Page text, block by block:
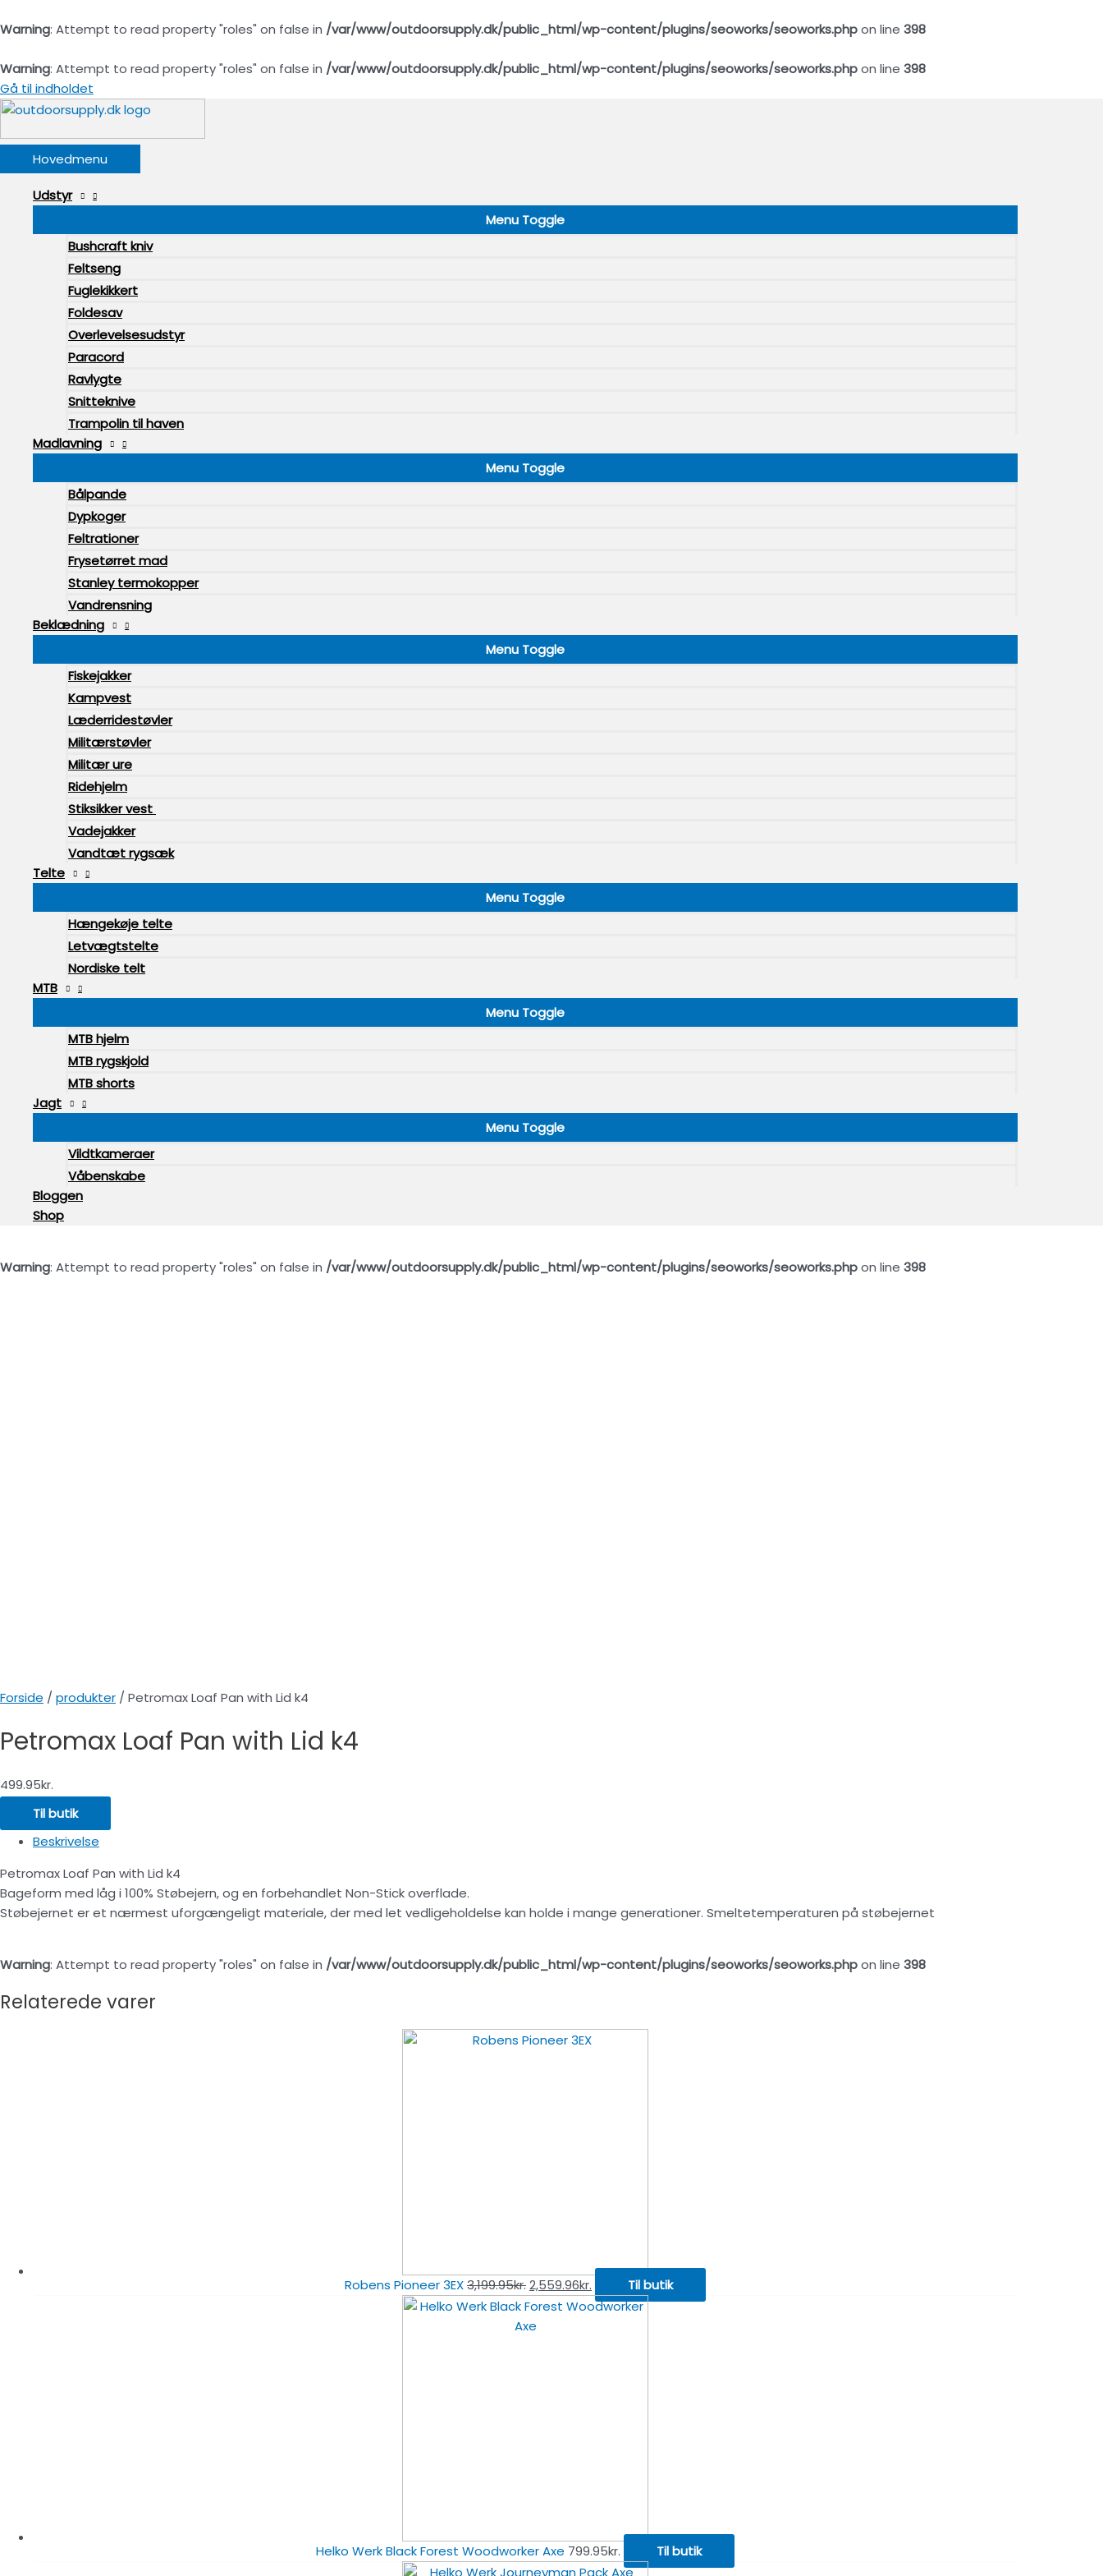
Warning: Attempt to read property "roles" on false in /var/www/outdoorsupply.dk/public_html/wp-content/plugins/seoworks/seoworks.phpon line 398
Warning: Attempt to read property "roles" on false in /var/www/outdoorsupply.dk/public_html/wp-content/plugins/seoworks/seoworks.phpon line 398
Gå til indholdet
Hovedmenu
Udstyr
Menu Toggle
Bushcraft kniv
Feltseng
Fuglekikkert
Foldesav
Overlevelsesudstyr
Paracord
Ravlygte
Snitteknive
Trampolin til haven
Madlavning
Menu Toggle
Bålpande
Dypkoger
Feltrationer
Frysetørret mad
Stanley termokopper
Vandrensning
Beklædning
Menu Toggle
Fiskejakker
Kampvest
Læderridestøvler
Militærstøvler
Militær ure
Ridehjelm
Stiksikker vest
Vadejakker
Vandtæt rygsæk
Telte
Menu Toggle
Hængekøje telte
Letvægtstelte
Nordiske telt
MTB
Menu Toggle
MTB hjelm
MTB rygskjold
MTB shorts
Jagt
Menu Toggle
Vildtkameraer
Våbenskabe
Bloggen
Shop
Warning: Attempt to read property "roles" on false in /var/www/outdoorsupply.dk/public_html/wp-content/plugins/seoworks/seoworks.phpon line 398
Forside / produkter / Petromax Loaf Pan with Lid k4
Petromax Loaf Pan with Lid k4
499.95kr.
Til butik
Beskrivelse
Petromax Loaf Pan with Lid k4
Bageform med låg i 100% Støbejern, og en forbehandlet Non-Stick overflade.
Støbejernet er et nærmest uforgængeligt materiale, der med let vedligeholdelse kan holde i mange generationer. Smeltetemperaturen på støbejernet
Warning: Attempt to read property "roles" on false in /var/www/outdoorsupply.dk/public_html/wp-content/plugins/seoworks/seoworks.phpon line 398
Relaterede varer
Robens Pioneer 3EX3,199.95kr.2,559.96kr. Til butik
Helko Werk Black Forest Woodworker Axe 799.95kr. Til butik